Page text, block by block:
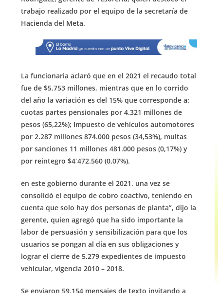
o
k
p er
trabajo realizado por el equipo de la secretaría de
Hacienda del Meta.
La funcionaria aclaró que en el 2021 el recaudo total
fue de $5.753 millones, mientras que en lo corrido
del año la variación es del 15% que corresponde a:
cuotas partes pensionales por 4.321 millones de
pesos (65,22%); Impuesto de vehículos automotores
por 2.287 millones 874.000 pesos (34,53%), multas
por sanciones 11 millones 481.000 pesos (0,17%) y
por reintegro $4´472.560 (0,07%).
en este gobierno durante el 2021, una vez se
consolidó el equipo de cobro coactivo, teniendo en
cuenta que solo hay dos personas de planta”, dijo la
gerente, quien agregó que ha sido importante la
labor de persuasión y sensibilización para que los
usuarios se pongan al día en sus obligaciones y
lograr el cierre de 5.279 expedientes de impuesto
vehicular, vigencia 2010 – 2018.
Se enviaron 59.154 mensajes de texto invitando a